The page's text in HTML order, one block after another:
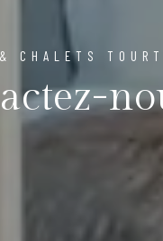
CHALETS